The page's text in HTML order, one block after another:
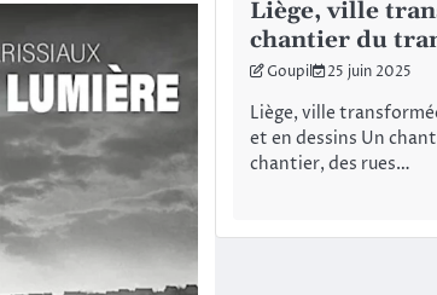
Liège, ville
chantier du
Goupil 25 juin 2025
Liège, ville
et en dessins Un
chantier, des rues…